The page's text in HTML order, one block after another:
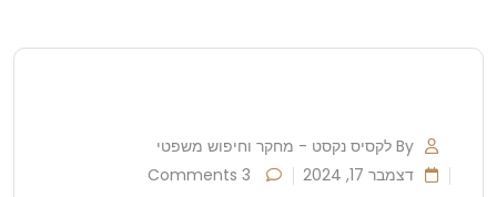
By לקסיס נקסט - מחקר וחיפוש משפטי
דצמבר 17, 2024